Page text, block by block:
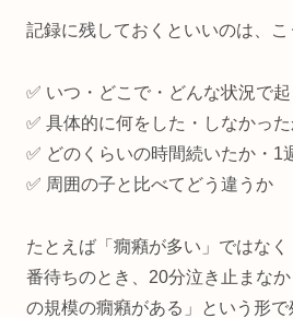
記録に残しておくといいのは、こ
✅ いつ・どこで・どんな状況で
✅ 具体的に何をした・しなかっ
✅ どのくらいの時間続いたか・1
✅ 周囲の子と比べてどう違うか
たとえば「癇癪が多い」ではな
番待ちのとき、20分泣き止まな
の規模の癇癪がある」という形